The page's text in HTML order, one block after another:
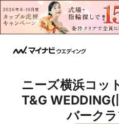
ニーズ横浜コッ
T&G
バーク